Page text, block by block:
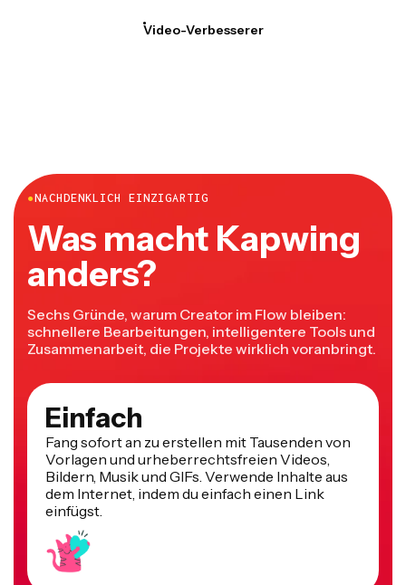
Video-Verbesserer
●NACHDENKLICH EINZIGARTIG
Was macht Kapwing
anders?
Sechs Gründe, warum Creator im Flow bleiben:
schnellere Bearbeitungen, intelligentere Tools und
Zusammenarbeit, die Projekte wirklich voranbringt.
Einfach
Fang sofort an zu erstellen mit Tausenden von
Vorlagen und urheberrechtsfreien Videos,
Bildern, Musik und GIFs. Verwende Inhalte aus
dem Internet, indem du einfach einen Link
einfügst.